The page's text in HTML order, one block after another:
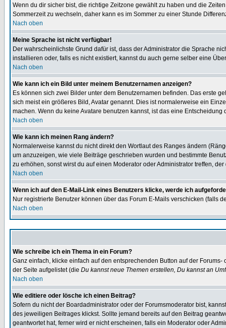
Wenn du dir sicher bist, die richtige Zeitzone gewählt zu haben und die
Sommerzeit zu wechseln, daher kann es im Sommer zu einer Stunde
Nach oben
Meine Sprache ist nicht verfügbar!
Der wahrscheinlichste Grund dafür ist, dass der Administrator die Sprache
installieren oder, falls es nicht existiert, kannst du auch gerne selber eine
Nach oben
Wie kann ich ein Bild unter meinem Benutzernamen anzeigen?
Es können sich zwei Bilder unter dem Benutzernamen befinden. Das erste
sich meist ein größeres Bild, Avatar genannt. Dies ist normalerweise ein
machen. Wenn du keine Avatare benutzen kannst, ist das eine
Nach oben
Wie kann ich meinen Rang ändern?
Normalerweise kannst du nicht direkt den Wortlaut des Ranges ändern
um anzuzeigen, wie viele Beiträge geschrieben wurden und bestimmte
zu erhöhen, sonst wirst du auf einen Moderator oder Administrator treffen,
Nach oben
Wenn ich auf den E-Mail-Link eines Benutzers klicke, werde ich
Nur registrierte Benutzer können über das Forum E-Mails verschicken (falls
Nach oben
Wie schreibe ich ein Thema in ein Forum?
Ganz einfach, klicke einfach auf den entsprechenden Button auf der
der Seite aufgelistet (die Du kannst neue Themen erstellen, Du kannst an
Nach oben
Wie editiere oder lösche ich einen Beitrag?
Sofern du nicht der Boardadministrator oder der Forumsmoderator bist,
des jeweiligen Beitrages klickst. Sollte jemand bereits auf den Beitrag
geantwortet hat, ferner wird er nicht erscheinen, falls ein Moderator oder